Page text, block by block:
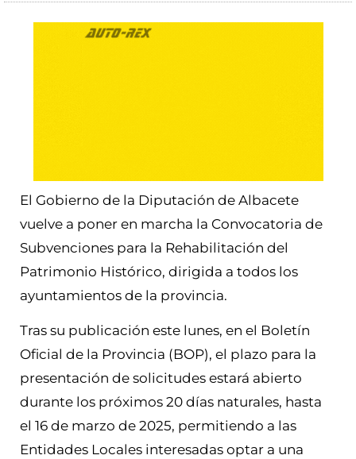
El Gobierno de la Diputación de Albacete
vuelve a poner en marcha la Convocatoria de
Subvenciones para la Rehabilitación del
Patrimonio Histórico, dirigida a todos los
ayuntamientos de la provincia.
Tras su publicación este lunes, en el Boletín
Oficial de la Provincia (BOP), el plazo para la
presentación de solicitudes estará abierto
durante los próximos 20 días naturales, hasta
el 16 de marzo de 2025, permitiendo a las
Entidades Locales interesadas optar a una